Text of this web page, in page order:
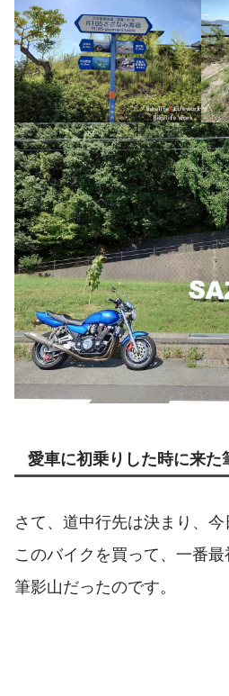
愛車に初乗りした時に来た
さて、道中行先は決まり、今
このバイクを買って、一番
筆影山だったのです。